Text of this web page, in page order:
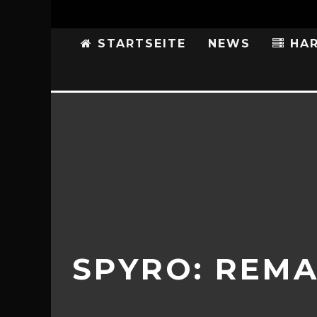
STARTSEITE NEWS
SPYRO: